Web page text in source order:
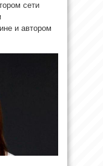
сети
и автором